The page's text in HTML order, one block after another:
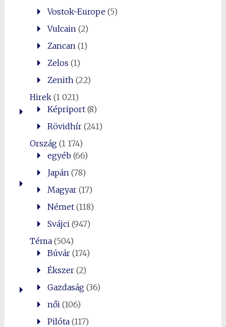
Vostok-Europe(5)
Vulcain (2)
Zancan (1)
Zelos (1)
Zenith (22)
Hirek(1 021)
Képriport(8)
Rövidhír(241)
Ország(1 174)
egyéb(66)
Japán (78)
Magyar(17)
Német(118)
Svájci (947)
Téma(504)
Búvár(174)
Ékszer(2)
Gazdaság(36)
női (106)
Pilóta(117)